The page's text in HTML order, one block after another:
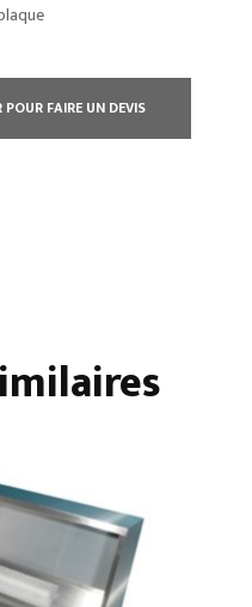
POUR FAIRE UN DEVIS